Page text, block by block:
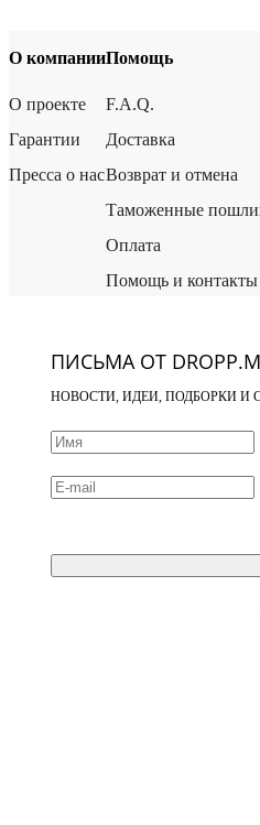
О компании
О проекте
Гарантии
Пресса о нас
Помощь
F.A.Q.
Доставка
Возврат и отмена
Таможенные
Оплата
Помощь и контакты
ПИСЬМА ОТ
НОВОСТИ, ИДЕИ, ПОДБОРКИ И